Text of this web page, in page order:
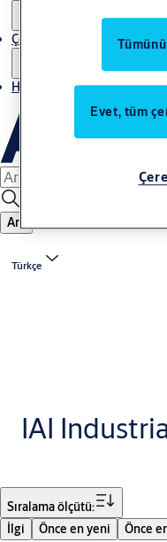
Çözümler
Haberler
Ara
Türkçe
IAI
Sıralama ölçütü:
İlgi
Önce en yeni Önce
Evet, tüm